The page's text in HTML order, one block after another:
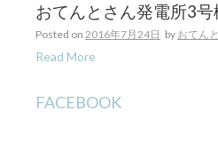
おてんとさん発電所3
Posted on 2016年7月24日 by おてん
Read More
FACEBOOK